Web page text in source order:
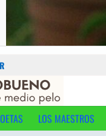
...sus
LOS MAESTROS